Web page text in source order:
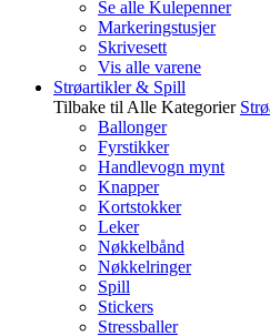
Se alle Kulepenner
Markeringstusjer
Skrivesett
Vis alle varene
Strøartikler & Spill
Tilbake til Alle Kategorier
Ballonger
Fyrstikker
Handlevogn mynt
Knapper
Kortstokker
Leker
Nøkkelbånd
Nøkkelringer
Spill
Stickers
Stressballer